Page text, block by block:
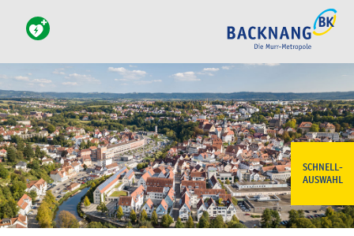
SCHNELL-
AUSWAHL